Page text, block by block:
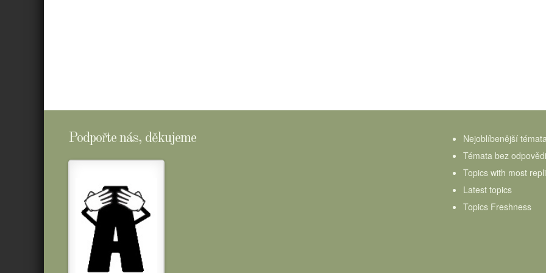
Podpořte nás, děkujeme
Nejoblíbenější
Témata bez odpovědi
Topics with most
Latest topics
Topics Freshness